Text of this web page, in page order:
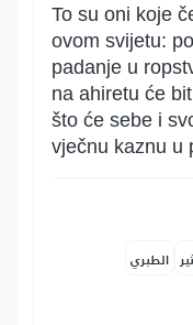
To su oni koje
ovom svijetu:
padanje u
na ahiretu će
što će sebe i
vječnu kaznu u
الطبري